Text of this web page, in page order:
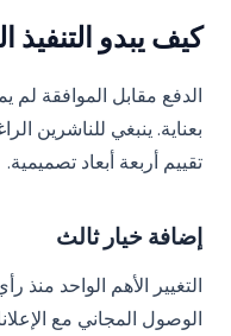
كيف يبدو التنفيذ
الدفع مقابل الموافقة لم
بعناية. ينبغي للناشرين
تقييم أربعة أبعاد تصميمية.
إضافة خيار ثالث
الوصول المجاني مع